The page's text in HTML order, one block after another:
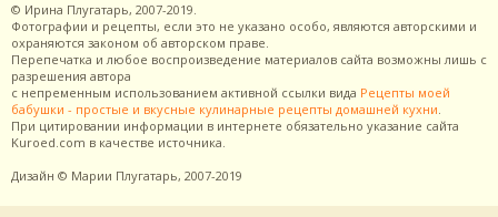
© Ирина Плугатарь, 2007-2019.
Фотографии и рецепты, если это не указано особо, являются авторскими и
охраняются законом об авторском праве.
Перепечатка и любое воспроизведение материалов сайта возможны лишь с
разрешения автора
с непременным использованием активной ссылки вида Рецепты моей
бабушки - простые и вкусные кулинарные рецепты домашней кухни.
При цитировании информации в интернете обязательно указание сайта
Kuroed.com в качестве источника.
Дизайн © Марии Плугатарь, 2007-2019